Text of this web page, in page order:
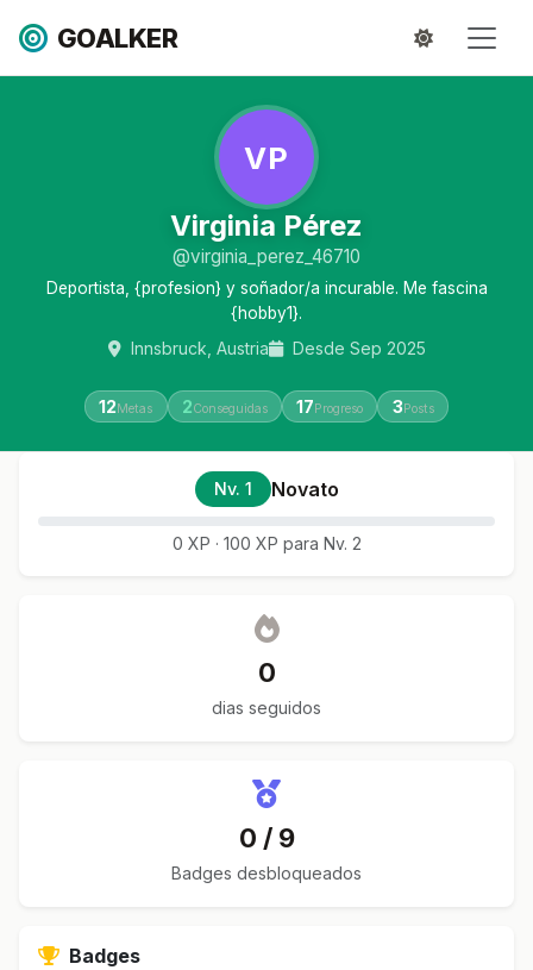
GOALKER
VP
Virginia Pérez
@virginia_perez_46710
Deportista, {profesion} y soñador/a incurable. Me fascina
{hobby1}.
Innsbruck, Austria Desde Sep 2025
12Metas 2Conseguidas 17Progreso 3Posts
Nv. 1 Novato
0 XP · 100 XP para Nv. 2
0
dias seguidos
0 / 9
Badges desbloqueados
Badges